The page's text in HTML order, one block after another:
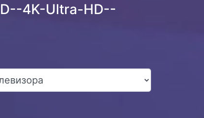
4K-Ultra-HD--